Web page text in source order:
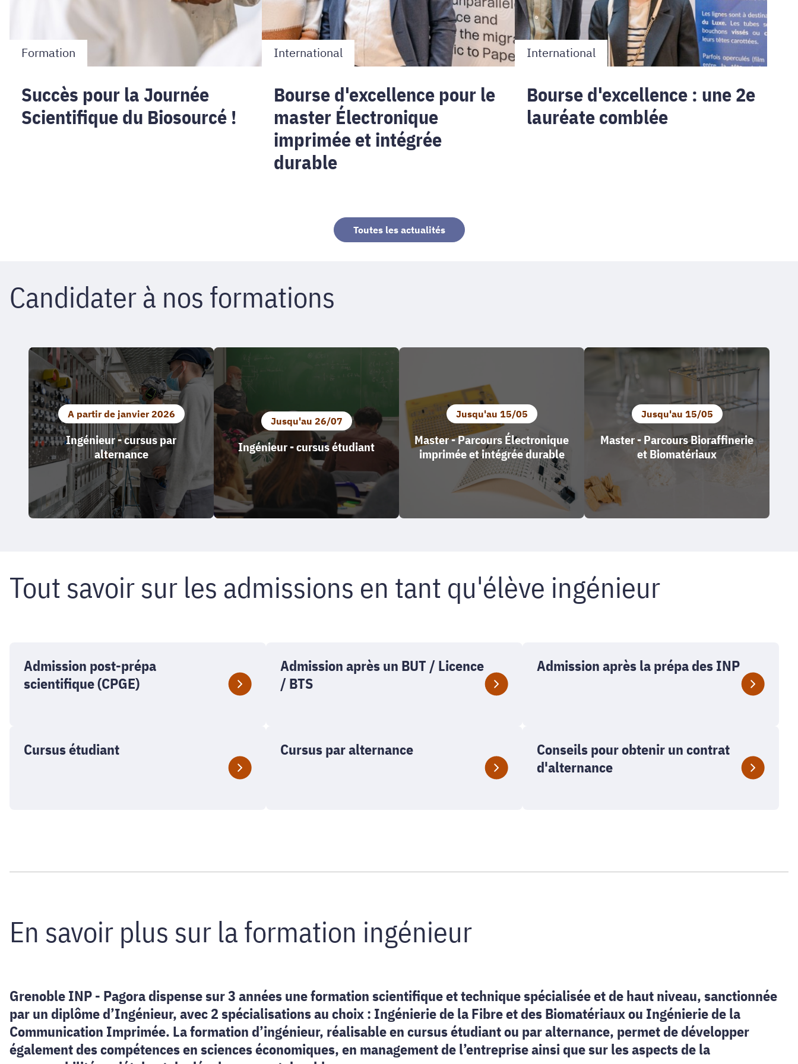
Formation
Succès pour la Journée
Scientifique du Biosourcé !
intégrée
durable
International
Bourse d'excellence pour le
master Électronique
imprimée et intégrée
durable
International
Bourse d'excellence : une 2e
lauréate comblée
Toutes les actualités
Candidater à nos formations
A partir de janvier 2026
Ingénieur - cursus par
alternance
Jusqu'au 26/07
Ingénieur - cursus étudiant
Jusqu'au 15/05
Master - Parcours Électronique
imprimée et intégrée durable
Jusqu'au 15/05
Master - Parcours Bioraffinerie
et Biomatériaux
Tout savoir sur les admissions en tant qu'élève ingénieur
Admission post-prépa
scientifique (CPGE)
Admission après un BUT / Licence
/ BTS
Admission après la prépa des INP
Cursus étudiant Cursus par alternance
Conseils pour obtenir un contrat
d'alternance
En savoir plus sur la formation ingénieur
Grenoble INP - Pagora dispense sur 3 années une formation scientifique et technique spécialisée et de haut niveau, sanctionnée
par un diplôme d’Ingénieur, avec 2 spécialisations au choix : Ingénierie de la Fibre et des Biomatériaux ou Ingénierie de la
Communication Imprimée. La formation d’ingénieur, réalisable en cursus étudiant ou par alternance, permet de développer
également des compétences en sciences économiques, en management de l’entreprise ainsi que sur les aspects de la